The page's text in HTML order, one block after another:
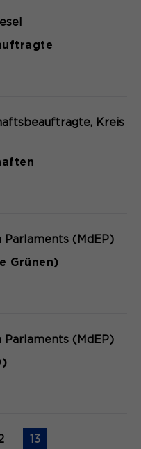
Kreis
Parlaments (MdEP)
Grünen)
Parlaments (MdEP)
13